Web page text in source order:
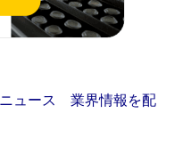
ュース 業界情報を配